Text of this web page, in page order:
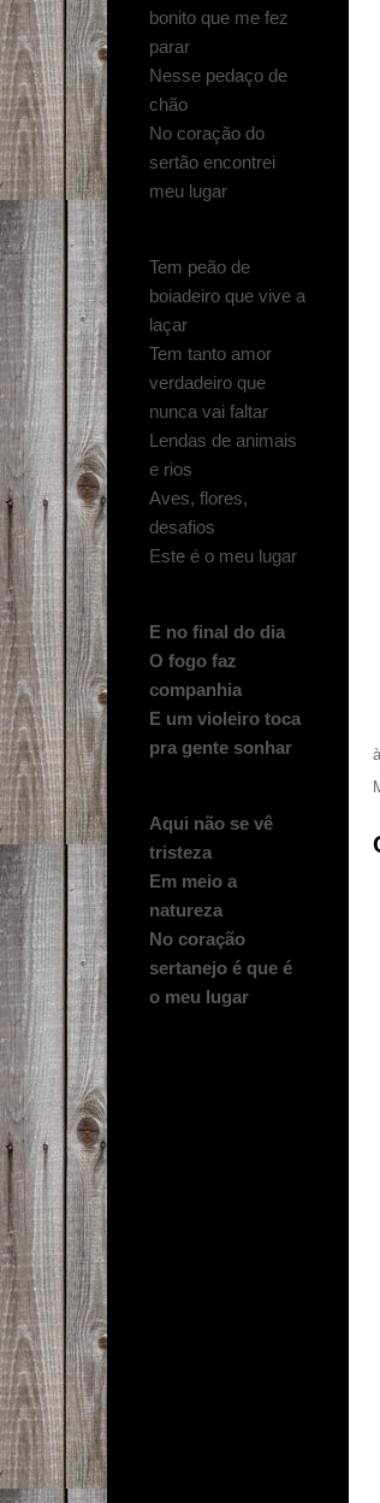
bonito que me fez
parar
Nesse pedaço de
chão
No coração do
sertão encontrei
meu lugar
Tem peão de
boiadeiro que vive a
laçar
Tem tanto amor
verdadeiro que
nunca vai faltar
Lendas de animais
e rios
Aves, flores,
desafios
Este é o meu lugar
E no final do dia
O fogo faz
companhia
E um violeiro toca
pra gente sonhar
Aqui não se vê
tristeza
Em meio a
natureza
No coração
sertanejo é que é
o meu lugar